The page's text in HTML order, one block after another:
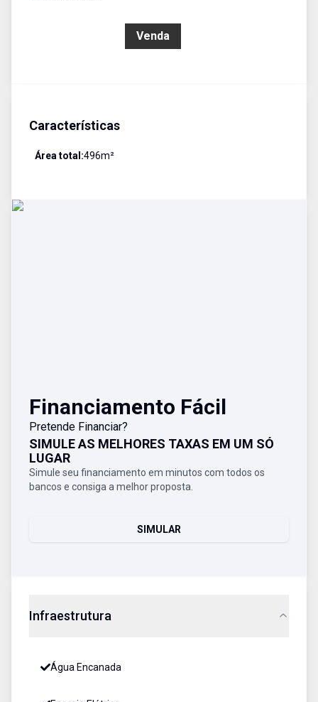
Venda
Características
Área total:496m²
Financiamento Fácil
Pretende Financiar?
SIMULE AS MELHORES TAXAS EM UM SÓ
LUGAR
Simule seu financiamento em minutos com todos os
bancos e consiga a melhor proposta.
SIMULAR
Infraestrutura
Água Encanada